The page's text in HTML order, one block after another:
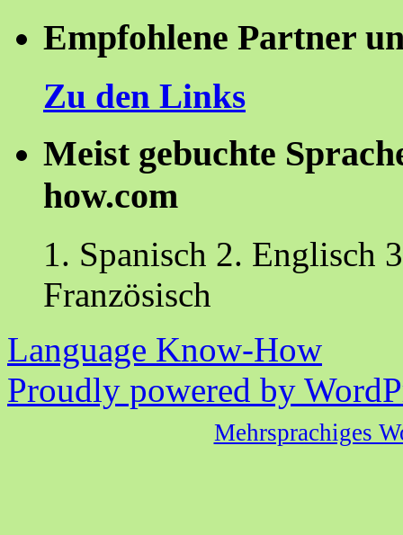
Empfohlene Partner
Zu den Links
Meist gebuchte
how.com
1. Spanisch 2. Englisch
Französisch
Language Know-How
Proudly powered by
Mehrsprachiges